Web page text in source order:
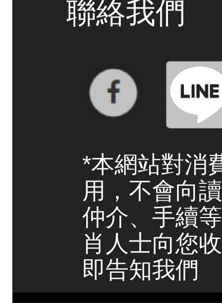
聯絡我們
*本網站對消
用，不會向
仲介、手續
肖人士向您
即告知我們